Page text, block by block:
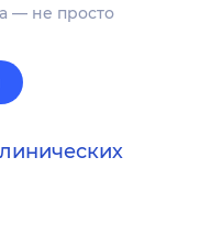
— не просто